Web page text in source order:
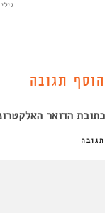
הוסף תגובה
כתובת הדואר
תגובה